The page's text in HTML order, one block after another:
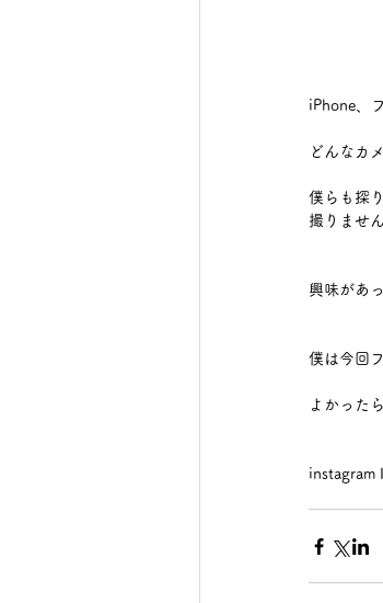
iPhone、
どんなカ
僕らも探
撮りませ
興味があ
僕は今回
よかった
instagram